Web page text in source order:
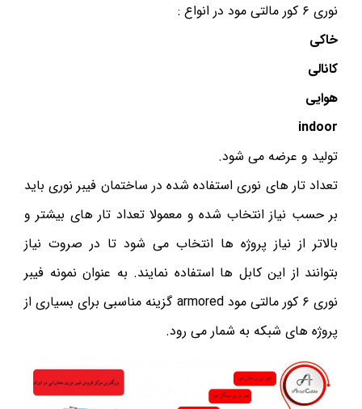
نوری ۶ کور مالتی مود در انواع :
خاکی
کانالی
هوایی
indoor
تولید و عرضه می شود.
تعداد تار های نوری استفاده شده در ساختمان فیبر نوری باید
بر حسب نیاز انتخاب شده و معمولا تعداد تار های بیشتر و
بالاتر از نیاز پروژه ها انتخاب می شود تا در صروت نیاز
بتوانند از این کابل ها استفاده نمایند. به عنوان نمونه فیبر
نوری ۶ کور مالتی مود armored گزینه مناسبی برای بسیاری از
پروژه های شبکه به شمار می رود.